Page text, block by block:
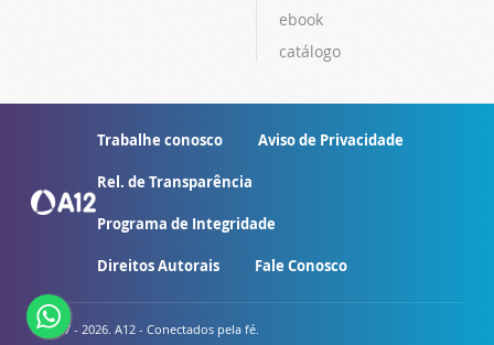
ebook
catálogo
Trabalhe conosco Aviso de Privacidade
Rel. de Transparência
Programa de Integridade
Direitos Autorais Fale Conosco
© 2007 - 2026. A12 - Conectados pela fé.